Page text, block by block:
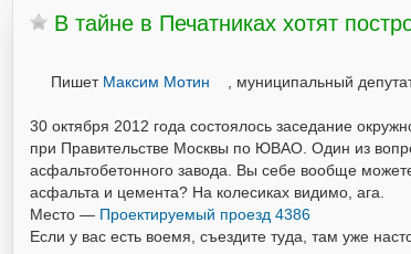
В тайне в Печатниках хотят
Пишет Максим Мотин , муниципальный
30 октября 2012 года состоялось заседание
при Правительстве Москвы по ЮВАО. Один из
асфальтобетонного завода. Вы себе вообще
асфальта и цемента? На колесиках видимо, ага.
Место — Проектируемый проезд 4386
Если у вас есть воемя, съездите туда, там уже